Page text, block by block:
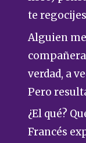
te
Alguien me
verdad, a
Pero
¿El qué?
Francés